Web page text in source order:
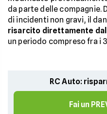
da parte delle compagnie.
di incidenti non gravi, il
risarcito direttamente
un periodo compreso fra i
RC Auto:
Fai un